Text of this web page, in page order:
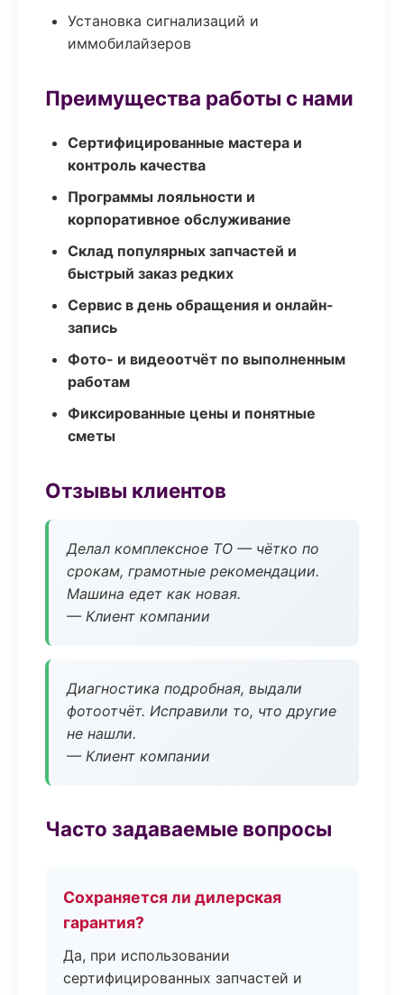
Установка сигнализаций и
иммобилайзеров
Преимущества работы с нами
Сертифицированные мастера и
контроль качества
Программы лояльности и
корпоративное обслуживание
Склад популярных запчастей и
быстрый заказ редких
Сервис в день обращения и онлайн-
запись
Фото- и видеоотчёт по выполненным
работам
Фиксированные цены и понятные
сметы
Отзывы клиентов
Делал комплексное ТО — чётко по
срокам, грамотные рекомендации.
Машина едет как новая.
— Клиент компании
Диагностика подробная, выдали
фотоотчёт. Исправили то, что другие
не нашли.
— Клиент компании
Часто задаваемые вопросы
Сохраняется ли дилерская
гарантия?
Да, при использовании
сертифицированных запчастей и